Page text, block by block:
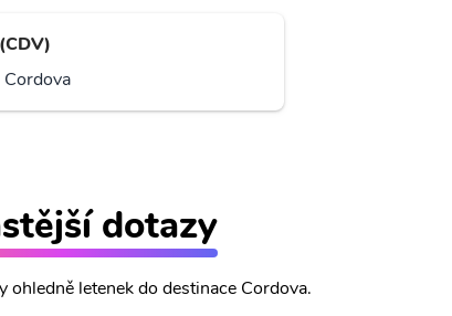
dotazy
ohledně letenek do destinace Cordova.